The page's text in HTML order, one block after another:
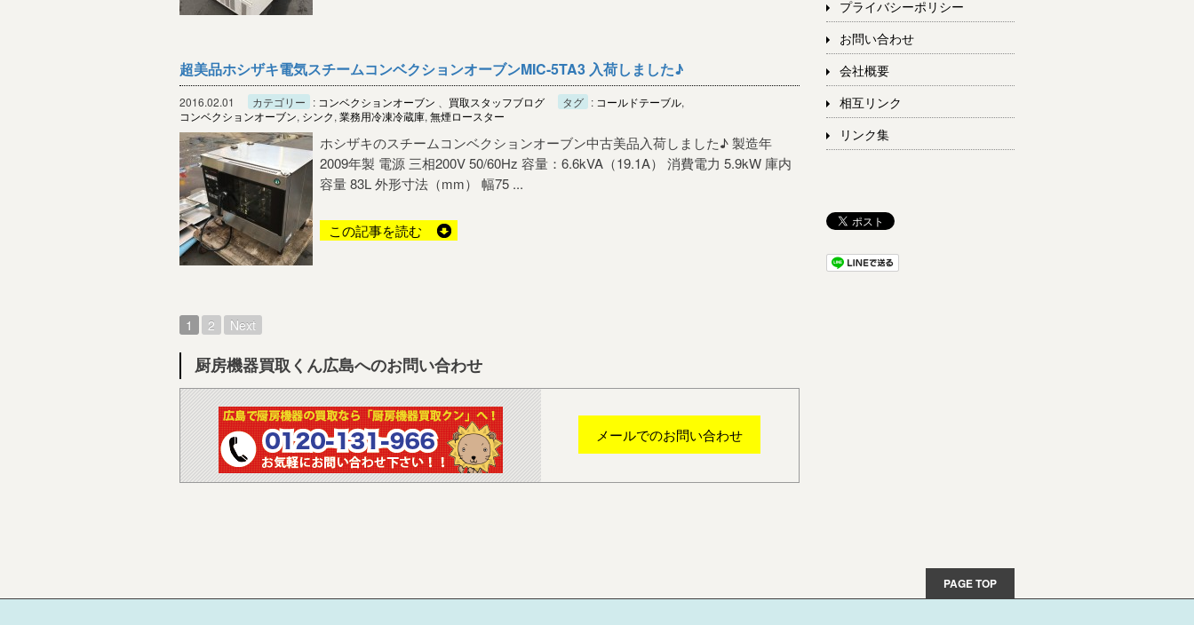
超美品ホシザキ電気スチームコンベクションオーブンMIC-5TA3 入荷しました♪
2016.02.01 カテゴリー : コンベクションオーブン 買取スタッフブログ タグ : コールドテーブル,
コンベクションオーブン, シンク, 業務用冷凍冷蔵庫, 無煙ロースター
ホシザキのスチームコンベクションオーブン中古美品入荷しました♪ 製造年
2009年製 電源 三相200V 50/60Hz 容量：6.6kVA（19.1A） 消費電力 5.9kW 庫内
容量 83L 外形寸法（mm） 幅75 ...
この記事を読む
1 2 Next
厨房機器買取くん広島へのお問い合わせ
メールでのお問い合わせ
プライバシーポリシー
お問い合わせ
会社概要
相互リンク
リンク集
PAGE TOP